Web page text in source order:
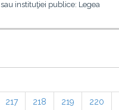
sau instituţiei publice: Legea
217 218 219 220